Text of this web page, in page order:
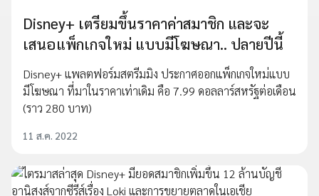
Disney+ เตรียมขึ้นราคาค่าสมาชิก และจะ
เสนอแพ็กเกจใหม่ แบบมีโฆษณา.. ปลายปีนี้
Disney+ แพลตฟอร์มสตรีมมิง ประกาศออกแพ็กเกจใหม่แบบ
มีโฆษณา ที่มาในราคาเท่าเดิม คือ 7.99 ดอลลาร์สหรัฐต่อเดือน
(ราว 280 บาท)
11 ส.ค. 2022